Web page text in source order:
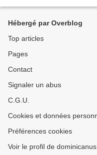
Hébergé par Overblog
Top articles
Pages
Contact
Signaler un abus
C.G.U.
Cookies et données
Préférences cookies
Voir le profil de